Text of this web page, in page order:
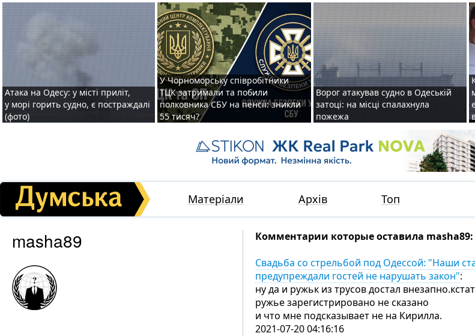
Атака на Одесу: у місті приліт,
у морі горить судно, є постраждалі
(фото)
У Чорноморську співробітники
ТЦК затримали та побили
полковника СБУ на пенсії: зникли
55 тисяч?
Ворог атакував судно в Одеській
затоці: на місці спалахнула
пожежа
Матеріали Архів Топ
masha89
Комментарии которые оставила masha89:
Свадьба со стрельбой под Одессой: "Наши
предупреждали гостей не нарушать закон":
ну да и ружьк из трусов достал
ружье зарегистрировано не сказано
и что мне подсказывает не на Кирилла.
2021-07-20 04:16:16